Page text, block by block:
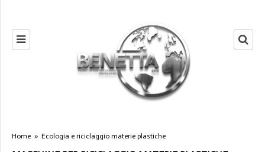
Home » Ecologia e riciclaggio materie plastiche